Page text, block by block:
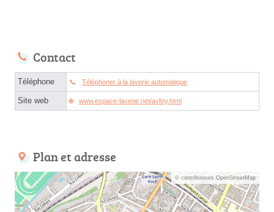
Contact
Téléphone Téléphoner à la laverie automatique
Site web www.espace-laverie.net/avfoy.html
Plan et adresse
© contributeurs OpenStreetMap